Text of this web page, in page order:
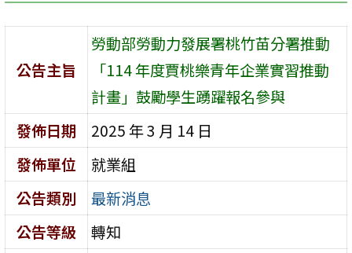
公告主旨
勞動部勞動力發展署桃竹苗分署推動
「114 年度賈桃樂青年企業實習推動
計畫」鼓勵學生踴躍報名參與
發佈日期
2025 年 3 月 14 日
發佈單位
就業組
公告類別
最新消息
公告等級
轉知